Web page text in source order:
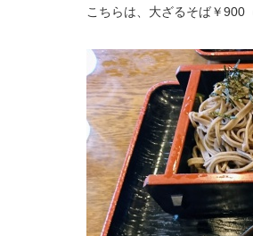
こちらは、大ざるそば￥900